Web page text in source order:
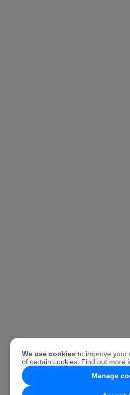
We use cookies to improve your
of certain cookies. Find out more
Manage